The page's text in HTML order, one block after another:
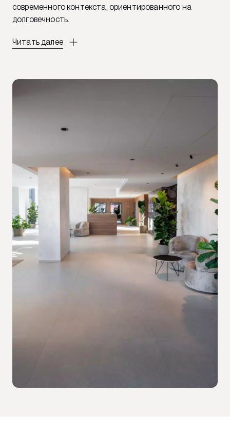
современного контекста, ориентированного на
долговечность.
Читать далее